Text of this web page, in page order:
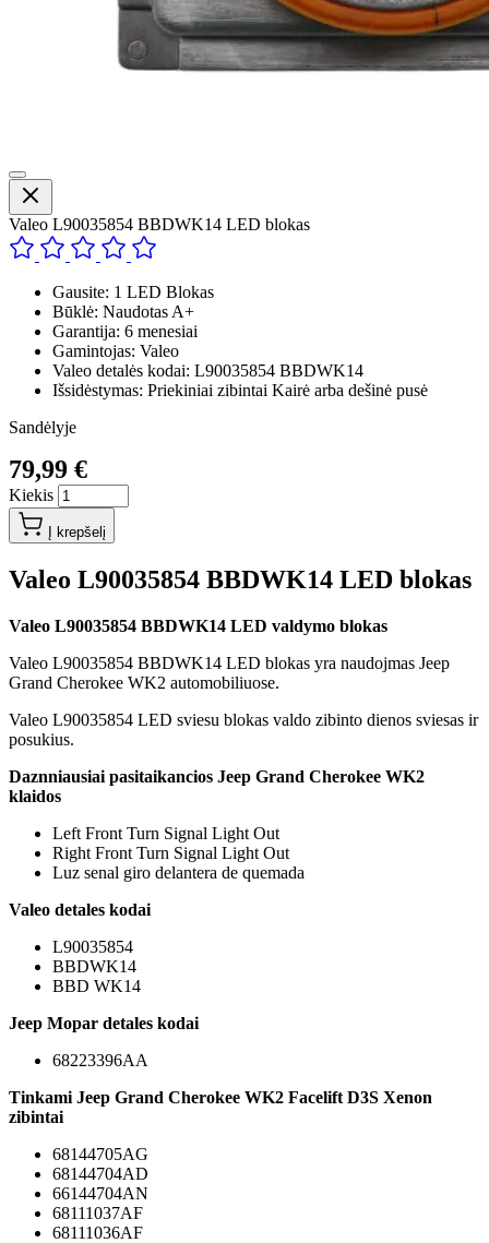
Valeo L90035854 BBDWK14 LED blokas
Gausite: 1 LED Blokas
Būklė: Naudotas A+
Garantija: 6 menesiai
Gamintojas: Valeo
Valeo detalės kodai: L90035854 BBDWK14
Išsidėstymas: Priekiniai zibintai Kairė arba dešinė pusė
Sandėlyje
79,99 €
Kiekis
Į krepšelį
Valeo L90035854 BBDWK14 LED blokas
Valeo L90035854 BBDWK14 LED valdymo blokas
Valeo L90035854 BBDWK14 LED blokas yra naudojmas Jeep
Grand Cherokee WK2 automobiliuose.
Valeo L90035854 LED sviesu blokas valdo zibinto dienos sviesas ir
posukius.
Daznniausiai pasitaikancios Jeep Grand Cherokee WK2
klaidos
Left Front Turn Signal Light Out
Right Front Turn Signal Light Out
Luz senal giro delantera de quemada
Valeo detales kodai
L90035854
BBDWK14
BBD WK14
Jeep Mopar detales kodai
68223396AA
Tinkami Jeep Grand Cherokee WK2 Facelift D3S Xenon
zibintai
68144705AG
68144704AD
66144704AN
68111037AF
68111036AF